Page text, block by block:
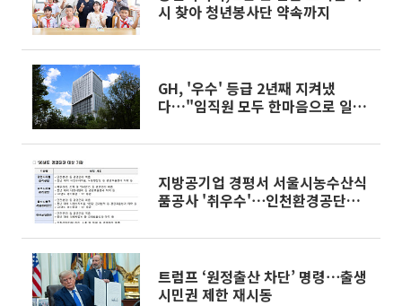
시 찾아 청년봉사단 약속까지
GH, '우수' 등급 2년째 지켜냈
다…"임직원 모두 한마음으로 일군
지방공기업 경평서 서울시농수산식
품공사 '취우수'⋯인천환경공단은
트럼프 ‘원정출산 차단’ 명령⋯출생
시민권 제한 재시동